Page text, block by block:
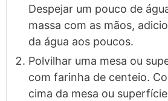
Despejar um pouco de
massa com as mãos,
da água aos poucos.
Polvilhar uma mesa ou
com farinha de centeio.
cima da mesa ou